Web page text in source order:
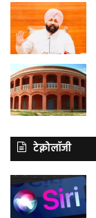
टेक्नोलॉजी